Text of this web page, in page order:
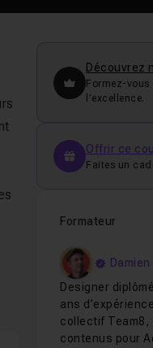
Découvrez
Formez-
l’excellence.
Offrir ce
Faites un
Formateur
Designer
ans
collectif Team8,
contenus pour